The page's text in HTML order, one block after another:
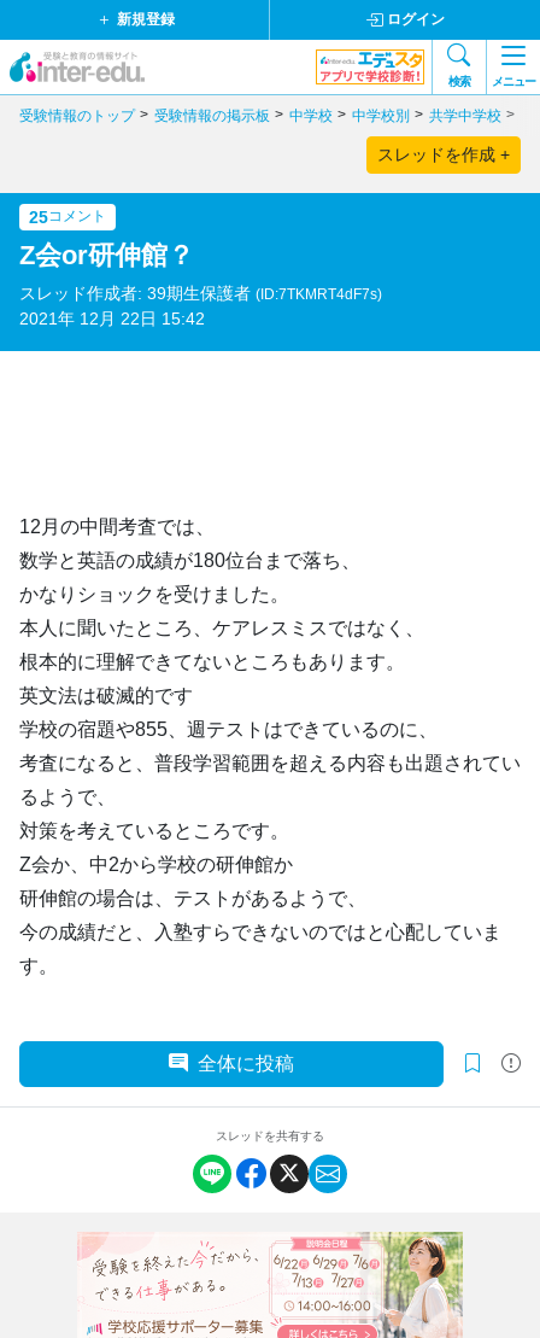
新規登録 ログイン
検索 メニュー
受験情報のトップ 受験情報の掲示板 中学校 中学校別 共学中学校
スレッドを作成 +
25コメント
Z会or研伸館？
スレッド作成者: 39期生保護者 (ID:7TKMRT4dF7s)
2021年 12月 22日 15:42
12月の中間考査では、
数学と英語の成績が180位台まで落ち、
かなりショックを受けました。
本人に聞いたところ、ケアレスミスではなく、
根本的に理解できてないところもあります。
英文法は破滅的です
学校の宿題や855、週テストはできているのに、
考査になると、普段学習範囲を超える内容も出題されてい
るようで、
対策を考えているところです。
Z会か、中2から学校の研伸館か
研伸館の場合は、テストがあるようで、
今の成績だと、入塾すらできないのではと心配していま
す。
全体に投稿
スレッドを共有する